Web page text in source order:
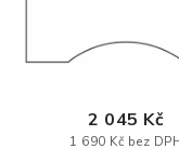
1 690 Kč bez
2 045 Kč